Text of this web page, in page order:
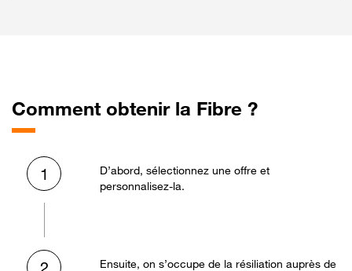
Comment obtenir la Fibre ?
1
D’abord, sélectionnez une offre et
personnalisez-la.
Ensuite, on s’occupe de la résiliation auprès de